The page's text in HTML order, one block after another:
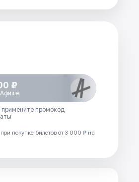
₽
промокод
покупке билетов от 3 000 ₽ на